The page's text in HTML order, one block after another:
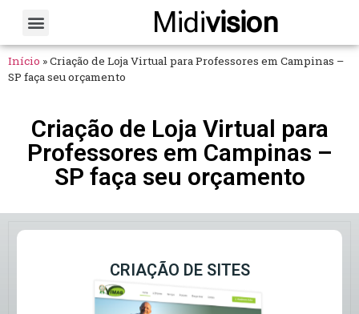
Midivision
Início »Criação de Loja Virtual para Professores em Campinas –
SP faça seu orçamento
Criação de Loja Virtual para
Professores em Campinas –
SP faça seu orçamento
CRIAÇÃO DE SITES